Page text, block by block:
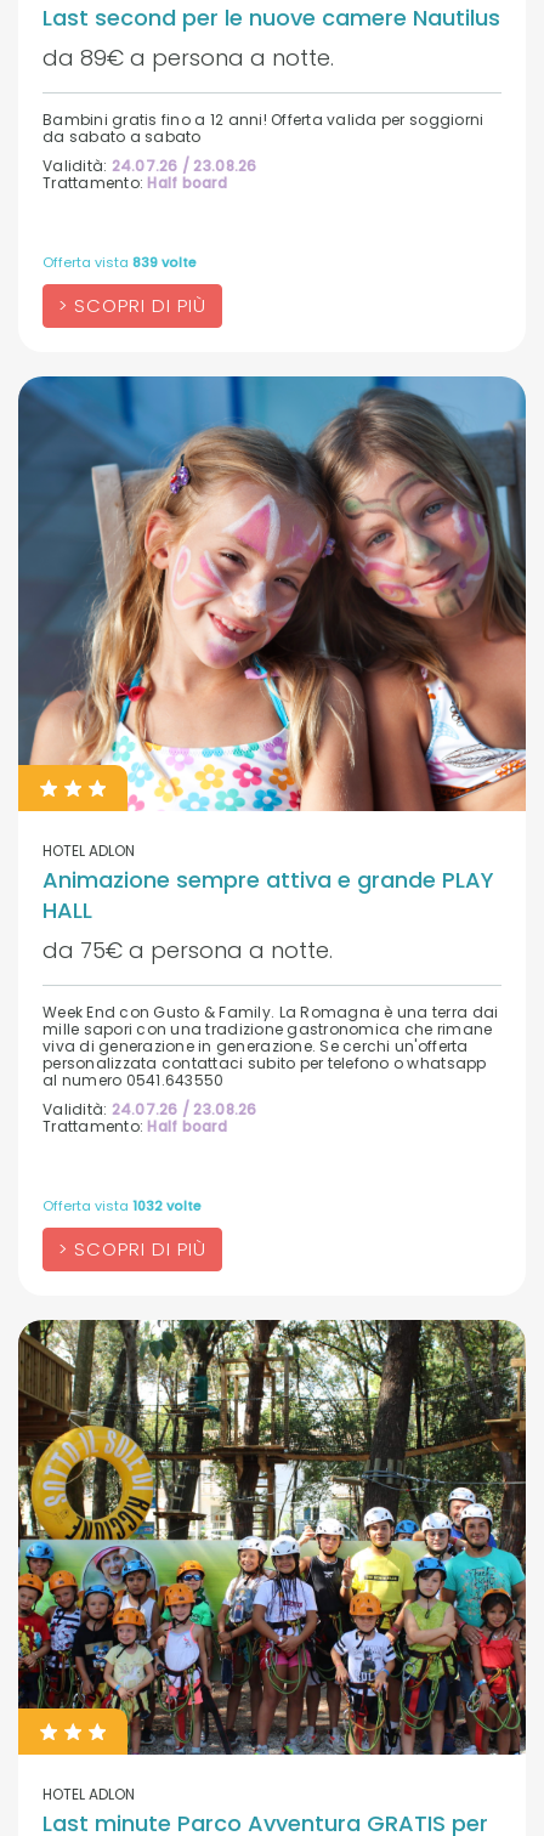
Last second per le nuove camere Nautilus
da 89€ a persona a notte.
Bambini gratis fino a 12 anni! Offerta valida per soggiorni
da sabato a sabato
Validità: 24.07.26 / 23.08.26
Trattamento:Half board
SCOPRI DI PIÙ
Offerta vista 839 volte
HOTEL ADLON
Animazione sempre attiva e grande PLAY
HALL
da 75€ a persona a notte.
Week End con Gusto & Family. La Romagna è una terra dai
mille sapori con una tradizione gastronomica che rimane
viva di generazione in generazione. Se cerchi un'offerta
personalizzata contattaci subito per telefono o whatsapp
al numero 0541.643550
Validità: 24.07.26 / 23.08.26
Trattamento:Half board
SCOPRI DI PIÙ
Offerta vista 1032 volte
HOTEL ADLON
Last minute Parco Avventura GRATIS per